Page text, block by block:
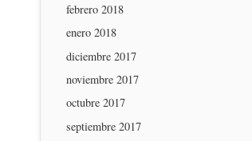
febrero 2018
enero 2018
diciembre 2017
noviembre 2017
octubre 2017
septiembre 2017